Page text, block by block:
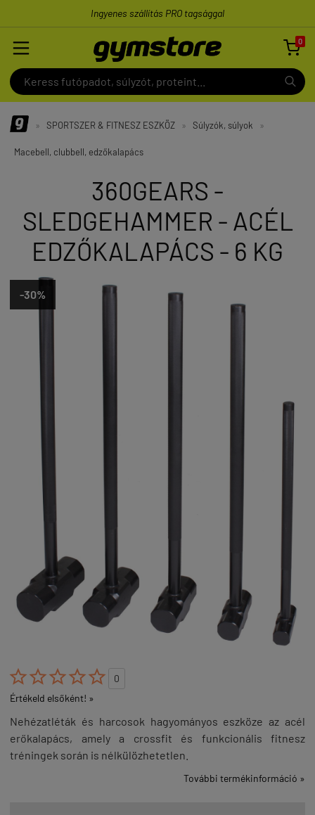
Ingyenes szállítás PRO tagsággal
0

» SPORTSZER & FITNESZ ESZKÖZ » Súlyzók, súlyok »
Macebell, clubbell, edzőkalapács
360GEARS -
SLEDGEHAMMER - ACÉL
EDZŐKALAPÁCS - 6 KG
-30%

0
Értékeld elsőként! »
Nehézatléták és harcosok hagyományos eszköze az acél
erőkalapács, amely a crossfit és funkcionális fitnesz
tréningek során is nélkülözhetetlen.
További termékinformáció »